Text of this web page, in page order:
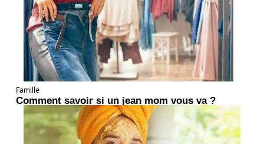
Famille
Comment savoir si un jean mom vous va ?